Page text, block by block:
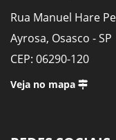
Rua Manuel Hare
Ayrosa, Osasco - SP
CEP: 06290-120
Veja no mapa